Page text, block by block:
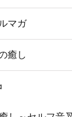
マガ
癒し